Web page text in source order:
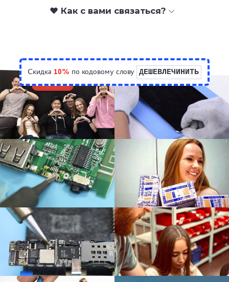
❤️ Как с вами связаться?
Скидка 10% по кодовому слову ДЕШЕВЛЕЧИНИТЬ